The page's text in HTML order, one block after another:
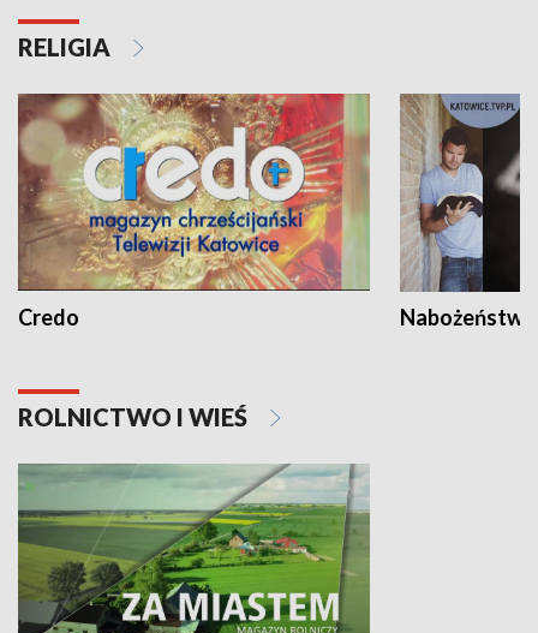
RELIGIA
Credo
ROLNICTWO I WIEŚ